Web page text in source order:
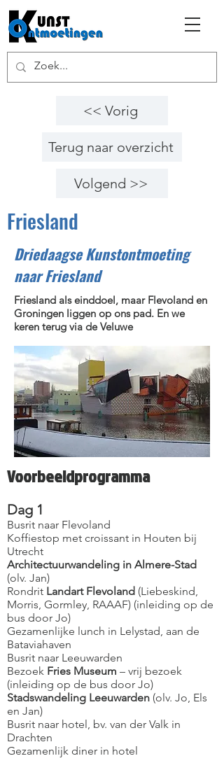
<< Vorig
Terug naar overzicht
Volgend >>
Friesland
Driedaagse Kunstontmoeting
naar Friesland
Friesland als einddoel, maar Flevoland en
Groningen liggen op ons pad. En we
keren terug via de Veluwe
Voorbeeldprogramma
Dag 1
Busrit naar Flevoland
Koffiestop met croissant in Houten bij
Utrecht
Architectuurwandeling in Almere-Stad
(olv. Jan)
Rondrit Landart Flevoland (Liebeskind,
Morris, Gormley, RAAAF) (inleiding op de
bus door Jo)
Gezamenlijke lunch in Lelystad, aan de
Bataviahaven
Busrit naar Leeuwarden
Bezoek Fries Museum – vrij bezoek
(inleiding op de bus door Jo)
Stadswandeling Leeuwarden (olv. Jo, Els
en Jan)
Busrit naar hotel, bv. van der Valk in
Drachten
Gezamenlijk diner in hotel